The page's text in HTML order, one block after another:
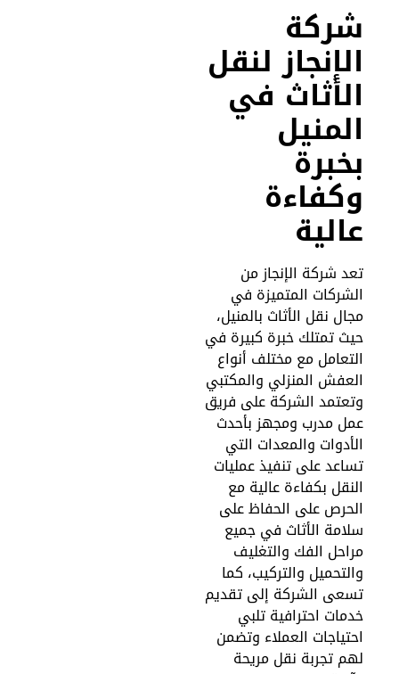
لنقل
في
شركة الإنجاز من
المتميزة في
نقل الأثاث بالمنيل،
تمتلك خبرة كبيرة في
مع مختلف أنواع
المنزلي والمكتبي
الشركة على فريق
مدرب ومجهز بأحدث
والمعدات التي
على تنفيذ عمليات
بكفاءة عالية مع
على الحفاظ على
الأثاث في جميع
الفك والتغليف
والتركيب، كما
الشركة إلى تقديم
احترافية تلبي
العملاء وتضمن
تجربة نقل مريحة